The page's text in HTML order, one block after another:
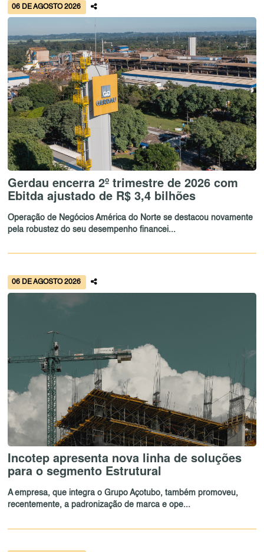
06 DE AGOSTO 2026
Gerdau encerra 2º trimestre de 2026 com
Ebitda ajustado de R$ 3,4 bilhões
Operação de Negócios América do Norte se destacou novamente
pela robustez do seu desempenho financei...
06 DE AGOSTO 2026
Incotep apresenta nova linha de soluções
para o segmento Estrutural
A empresa, que integra o Grupo Açotubo, também promoveu,
recentemente, a padronização de marca e ope...